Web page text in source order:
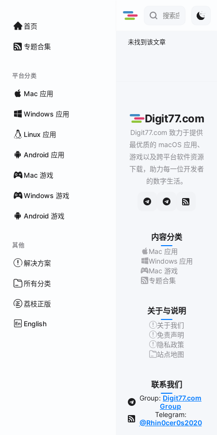
首页
专题合集
平台分类
Mac 应用
Windows 应用
Linux 应用
Android 应用
Mac 游戏
Windows 游戏
Android 游戏
其他
解决方案
所有分类
荔枝正版
English
未找到该文章
Digit77.com
Digit77.com 致力于提供
最优质的 macOS 应用、
游戏以及跨平台软件资源
下载，助力每一位开发者
的数字生活。
内容分类
Mac 应用
Windows 应用
Mac 游戏
专题合集
关于与说明
关于我们
免责声明
隐私政策
站点地图
联系我们
Group: Digit77.com
Group
Telegram:
@Rhin0cer0s2020